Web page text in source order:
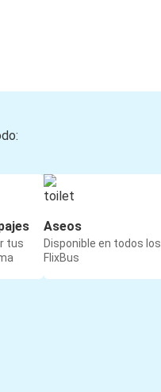
tus
Aseos
Disponible en todos los
FlixBus